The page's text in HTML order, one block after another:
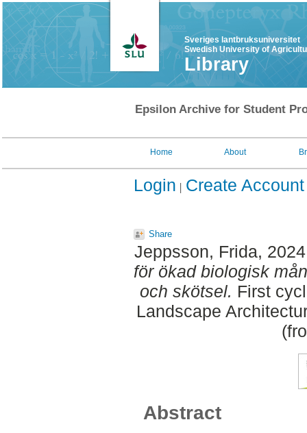
Sveriges lantbruksuniversitet
Swedish University of
Library
Epsilon Archive for Student
Home About
Login Create Account
Share
Jeppsson, Frida,
för ökad biologisk
och skötsel. First
Landscape
Abstract